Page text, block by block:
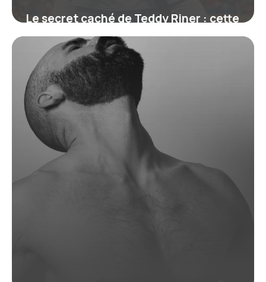
Le secret caché de Teddy Riner : cette
ceinture qui symbolise bien plus
qu’un grade
19 juin 2026